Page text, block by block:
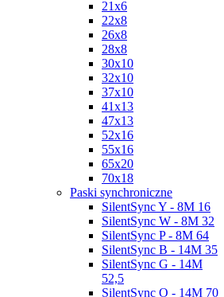
21x6
22x8
26x8
28x8
30x10
32x10
37x10
41x13
47x13
52x16
55x16
65x20
70x18
Paski synchroniczne
SilentSync Y - 8M 16
SilentSync W - 8M 32
SilentSync P - 8M 64
SilentSync B - 14M 35
SilentSync G - 14M
52,5
SilentSync O - 14M 70